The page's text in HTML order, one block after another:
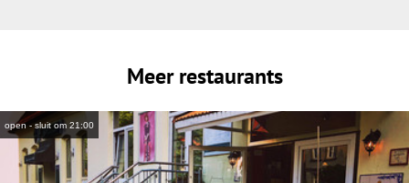
Meer restaurants
open - sluit om 21:00